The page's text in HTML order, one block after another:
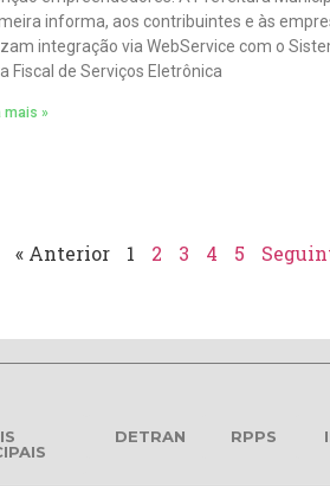
informa, aos contribuintes e às
integração via WebService com o
Fiscal de Serviços Eletrônica
mais »
« Anterior 1 2 3 4 5
DETRAN RPPS